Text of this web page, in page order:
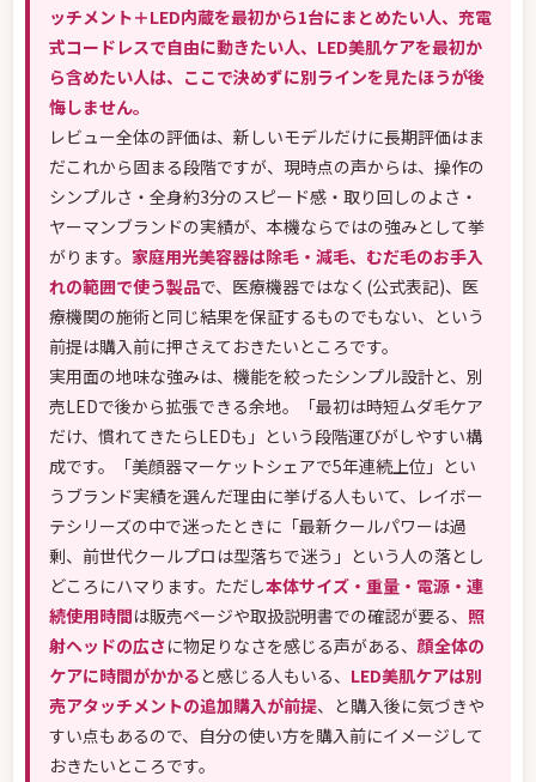
ッチメント＋LED内蔵を最初から1台にまとめたい人、充電
式コードレスで自由に動きたい人、LED美肌ケアを最初か
ら含めたい人は、ここで決めずに別ラインを見たほうが後
悔しません。
レビュー全体の評価は、新しいモデルだけに長期評価はま
だこれから固まる段階ですが、現時点の声からは、操作の
シンプルさ・全身約3分のスピード感・取り回しのよさ・
ヤーマンブランドの実績が、本機ならではの強みとして挙
がります。 家庭用光美容器は除毛・減毛、むだ毛のお手入
れの範囲で使う製品で、医療機器ではなく(公式表記)、医
療機関の施術と同じ結果を保証するものでもない、という
前提は購入前に押さえておきたいところです。
実用面の地味な強みは、機能を絞ったシンプル設計と、別
売LEDで後から拡張できる余地。「最初は時短ムダ毛ケア
だけ、慣れてきたらLEDも」という段階運びがしやすい構
成です。「美顔器マーケットシェアで5年連続上位」とい
うブランド実績を選んだ理由に挙げる人もいて、レイボー
テシリーズの中で迷ったときに「最新クールパワーは過
剰、前世代クールプロは型落ちで迷う」という人の落とし
どころにハマります。ただし本体サイズ・重量・電源・連
続使用時間は販売ページや取扱説明書での確認が要る、 照
射ヘッドの広さ に物足りなさを感じる声がある、顔全体の
ケアに時間がかかると感じる人もいる、 LED美肌ケアは別
売アタッチメントの追加購入が前提、と購入後に気づきや
すい点もあるので、自分の使い方を購入前にイメージして
おきたいところです。